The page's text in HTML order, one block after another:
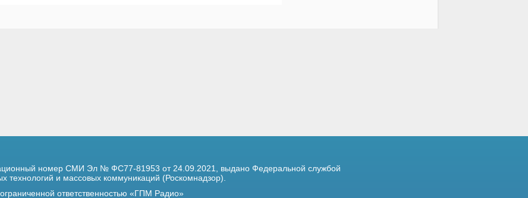
номер СМИ Эл № ФС77-81953 от 24.09.2021,
выдано Федеральной службой
технологий и массовых коммуникаций (Роскомнадзор).
ответственностью «ГПМ Радио»